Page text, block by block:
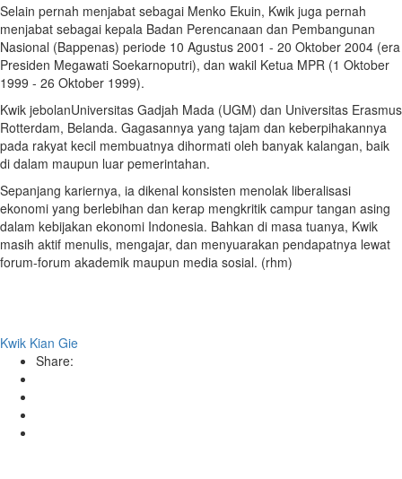
Selain pernah menjabat sebagai Menko Ekuin, Kwik juga pernah
menjabat sebagai kepala Badan Perencanaan dan Pembangunan
Nasional (Bappenas) periode 10 Agustus 2001 - 20 Oktober 2004 (era
Presiden Megawati Soekarnoputri), dan wakil Ketua MPR (1 Oktober
1999 - 26 Oktober 1999).
Kwik jebolanUniversitas Gadjah Mada (UGM) dan Universitas Erasmus
Rotterdam, Belanda. Gagasannya yang tajam dan keberpihakannya
pada rakyat kecil membuatnya dihormati oleh banyak kalangan, baik
di dalam maupun luar pemerintahan.
Sepanjang kariernya, ia dikenal konsisten menolak liberalisasi
ekonomi yang berlebihan dan kerap mengkritik campur tangan asing
dalam kebijakan ekonomi Indonesia. Bahkan di masa tuanya, Kwik
masih aktif menulis, mengajar, dan menyuarakan pendapatnya lewat
forum-forum akademik maupun media sosial. (rhm)
Kwik Kian Gie
Share: